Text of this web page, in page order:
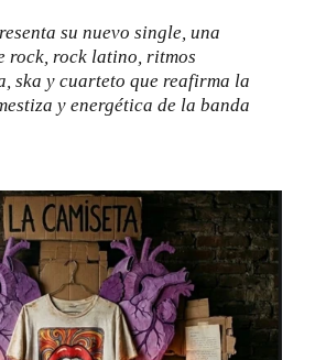
su nuevo single, una
rock, rock latino, ritmos
ska y cuarteto que reafirma la
y energética de la banda